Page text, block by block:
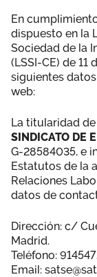
Espacio
Empleo
Documentos
Vídeos
En
dispuesto en la
Sociedad de la
(LSSI-CE) de
siguientes
web:
La titularidad
SINDICATO DE
G-28584035, e
Estatutos de la
Relaciones
datos de
Dirección: c/
Madrid.
Teléfono:
Email: